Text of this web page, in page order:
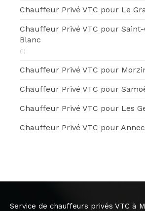
Chauffeur Privé VTC pour Le
Chauffeur Privé VTC pour
Blanc
(1)
Chauffeur Privé VTC pour
Chauffeur Privé VTC pour
Chauffeur Privé VTC pour Les
Chauffeur Privé VTC pour
Service de chauffeurs privés VTC à